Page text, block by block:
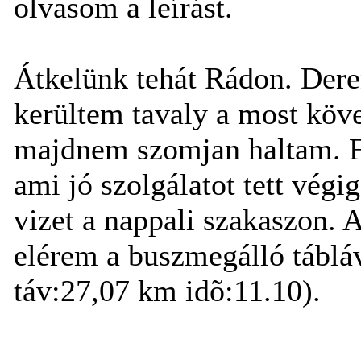
olvasom a leírást.
Átkelünk tehát Rádon.
kerültem tavaly a most
majdnem szomjan haltam.
ami jó szolgálatot tett
vizet a nappali szakaszon.
elérem a buszmegálló
táv:27,07 km idõ:11.10).